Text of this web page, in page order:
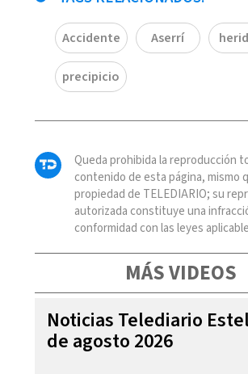
Accidente Aserrí
precipicio
Queda prohibida la reproducción
contenido de esta página, mismo
propiedad de TELEDIARIO; su
autorizada constituye una
conformidad con las leyes
MÁS VIDEOS
Noticias Telediario
de agosto 2026